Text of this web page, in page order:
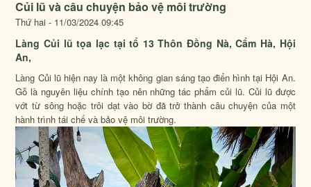
Củi lũ và câu chuyện bảo vệ môi trường
Thứ hai - 11/03/2024 09:45
Làng Củi lũ tọa lạc tại tổ 13 Thôn Đồng Nà, Cẩm Hà, Hội
An,
Làng Củi lũ hiện nay là một không gian sáng tạo điển hình tại Hội An.
Gỗ là nguyên liệu chính tạo nên những tác phẩm củi lũ. Củi lũ được
vớt từ sông hoặc trôi dạt vào bờ đã trở thành câu chuyện của một
hành trình tái chế và bảo vệ môi trường.